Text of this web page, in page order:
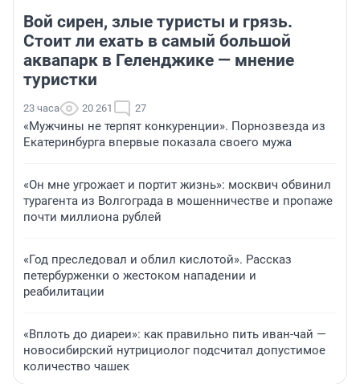
Вой сирен, злые туристы и грязь.
Стоит ли ехать в самый большой
аквапарк в Геленджике — мнение
туристки
23 часа 20 261 27
«Мужчины не терпят конкуренции». Порнозвезда из
Екатеринбурга впервые показала своего мужа
«Он мне угрожает и портит жизнь»: москвич обвинил
турагента из Волгограда в мошенничестве и пропаже
почти миллиона рублей
«Год преследовал и облил кислотой». Рассказ
петербурженки о жестоком нападении и
реабилитации
«Вплоть до диареи»: как правильно пить иван-чай —
новосибирский нутрициолог подсчитал допустимое
количество чашек